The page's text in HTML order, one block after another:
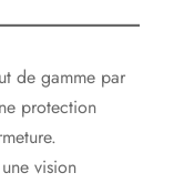
de gamme par
protection
vision